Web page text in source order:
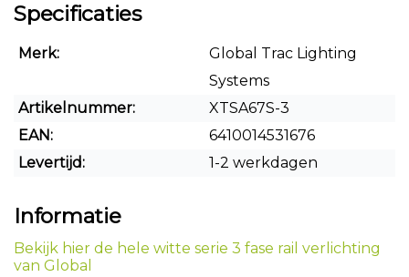
Specificaties
Merk:
Global Trac Lighting
Systems
Artikelnummer:
XTSA67S-3
EAN:
6410014531676
Levertijd:
1-2 werkdagen
Informatie
Bekijk hier de hele witte serie 3 fase rail verlichting
van Global